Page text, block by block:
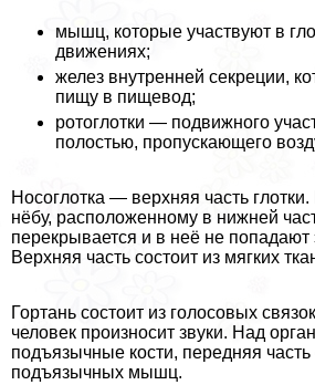
мышц, которые участвуют в
движениях;
желез внутренней секреции,
пищу в пищевод;
ротоглотки — подвижного
полостью, пропускающего
Носоглотка — верхняя часть
нёбу, расположенному в нижней
перекрывается и в неё не
Верхняя часть состоит из мягких
Гортань состоит из голосовых
человек произносит звуки. Над
подъязычные кости, передняя
подъязычных мышц.